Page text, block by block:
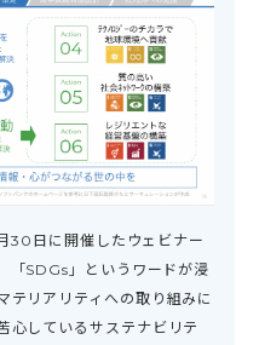
30日に開催したウェビナー
「SDGs」というワードが浸
テリアリティへの取り組みに
心しているサステナビリテ